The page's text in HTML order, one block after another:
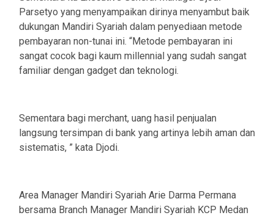
Parsetyo yang menyampaikan dirinya menyambut baik
dukungan Mandiri Syariah dalam penyediaan metode
pembayaran non-tunai ini. “Metode pembayaran ini
sangat cocok bagi kaum millennial yang sudah sangat
familiar dengan gadget dan teknologi.
Sementara bagi merchant, uang hasil penjualan
langsung tersimpan di bank yang artinya lebih aman dan
sistematis, ” kata Djodi.
Area Manager Mandiri Syariah Arie Darma Permana
bersama Branch Manager Mandiri Syariah KCP Medan